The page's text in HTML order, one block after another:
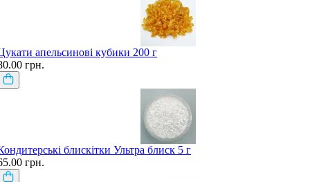
апельсинові кубики 200 г
грн.
блискітки Ультра блиск 5 г
грн.